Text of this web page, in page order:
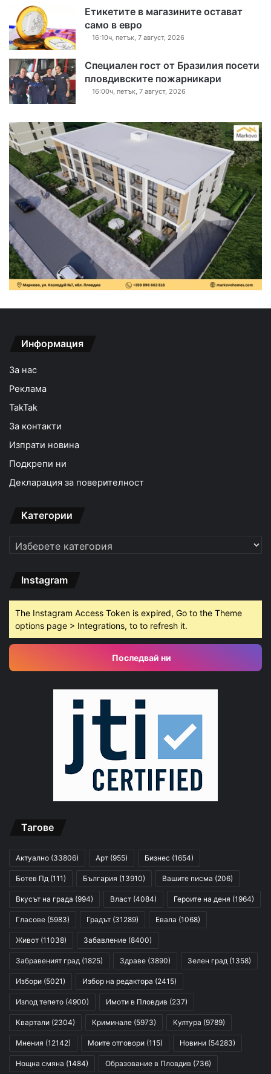
Етикетите в магазините остават
само в евро
16:10ч, петък, 7 август, 2026
Специален гост от Бразилия посети
пловдивските пожарникари
16:00ч, петък, 7 август, 2026
Информация
За нас
Реклама
TakTak
За контакти
Изпрати новина
Подкрепи ни
Декларация за поверителност
Категории
Категории
Instagram
The Instagram Access Token is expired, Go to the Theme
options page > Integrations, to to refresh it.
Последвай ни
Тагове
Актуално (33806) Арт (955) Бизнес (1654)
Ботев Пд (111) България (13910) Вашите писма (206)
Вкусът на града (994) Власт (4084) Героите на деня (1964)
Гласове (5983) Градът (31289) Евала (1068)
Живот (11038) Забавление (8400)
Забравеният град (1825) Здраве (3890) Зелен град (1358)
Избори (5021) Избор на редактора (2415)
Изпод тепето (4900) Имоти в Пловдив (237)
Квартали (2304) Криминале (5973) Култура (9789)
Мнения (12142) Моите отговори (115) Новини (54283)
Нощна смяна (1484) Образование в Пловдив (736)